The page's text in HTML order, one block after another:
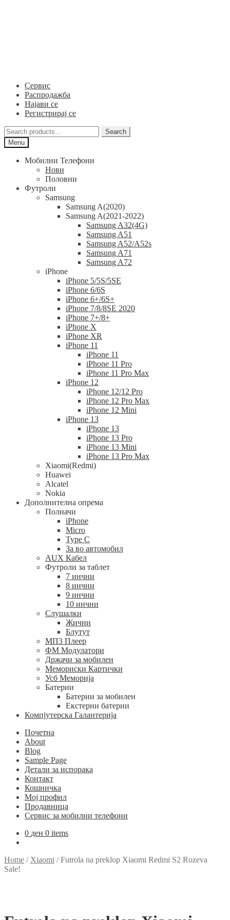
Сервис
Распродажба
Најави се
Регистрирај се
Search
for:
Search
Menu
Мобилни Телефони
Нови
Половни
Футроли
Samsung
Samsung A(2020)
Samsung A(2021-2022)
Samsung A32(4G)
Samsung A51
Samsung A52/A52s
Samsung A71
Samsung A72
iPhone
iPhone 5/5S/5SE
iPhone 6/6S
iPhone 6+/6S+
iPhone 7/8/8SE 2020
iPhone 7+/8+
iPhone X
iPhone XR
iPhone 11
iPhone 11
iPhone 11 Pro
iPhone 11 Pro Max
iPhone 12
iPhone 12/12 Pro
iPhone 12 Pro Max
iPhone 12 Mini
iPhone 13
iPhone 13
iPhone 13 Pro
iPhone 13 Mini
iPhone 13 Pro Max
Xiaomi(Redmi)
Huawei
Alcatel
Nokia
Дополнителна опрема
Полначи
iPhone
Micro
Type C
За во автомобил
AUX Кабел
Футроли за таблет
7 инчни
8 инчни
9 инчни
10 инчни
Слушалки
Жични
Блутут
МП3 Плеер
ФМ Модулатори
Држачи за мобилен
Мемориски Картички
Усб Меморија
Батерии
Батерии за мобилен
Екстерни батерии
Компјутерска Галантерија
Почетна
About
Blog
Sample Page
Детали за испорака
Контакт
Кошничка
Мој профил
Продавница
Сервис за мобилни телефони
0 ден 0 items
Home / Xiaomi /Futrola na preklop Xiaomi Redmi S2 Rozeva
Sale!